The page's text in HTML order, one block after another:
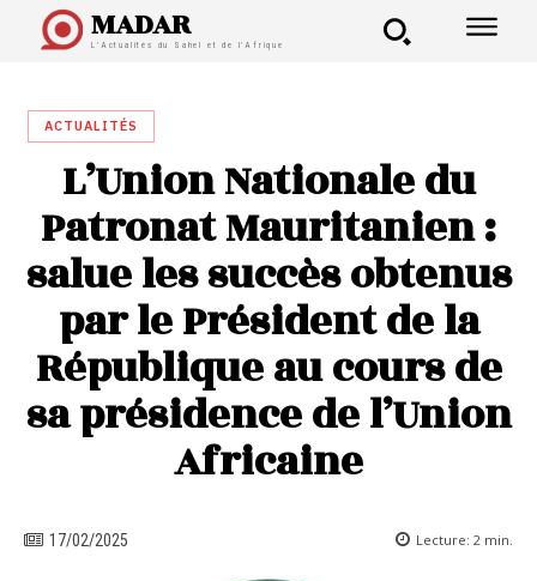
MADAR
L'Actualités du Sahel et de l'Afrique
ACTUALITÉS
L’Union Nationale du
Patronat Mauritanien :
salue les succès obtenus
par le Président de la
République au cours de
sa présidence de l’Union
Africaine
17/02/2025 Lecture: 2 min.